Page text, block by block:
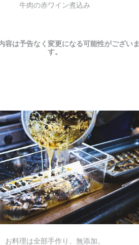
牛肉の赤ワイン煮込み
容は予告なく変更になる可能性がございま
す。
お料理は全部手作り、無添加。